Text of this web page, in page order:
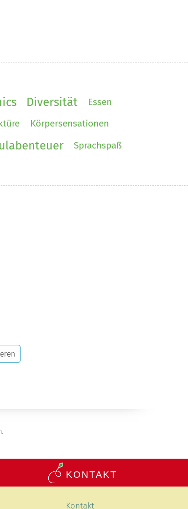
Diversität Essen
Körpersensationen
Sprachspaß
KONTAKT
Kontakt